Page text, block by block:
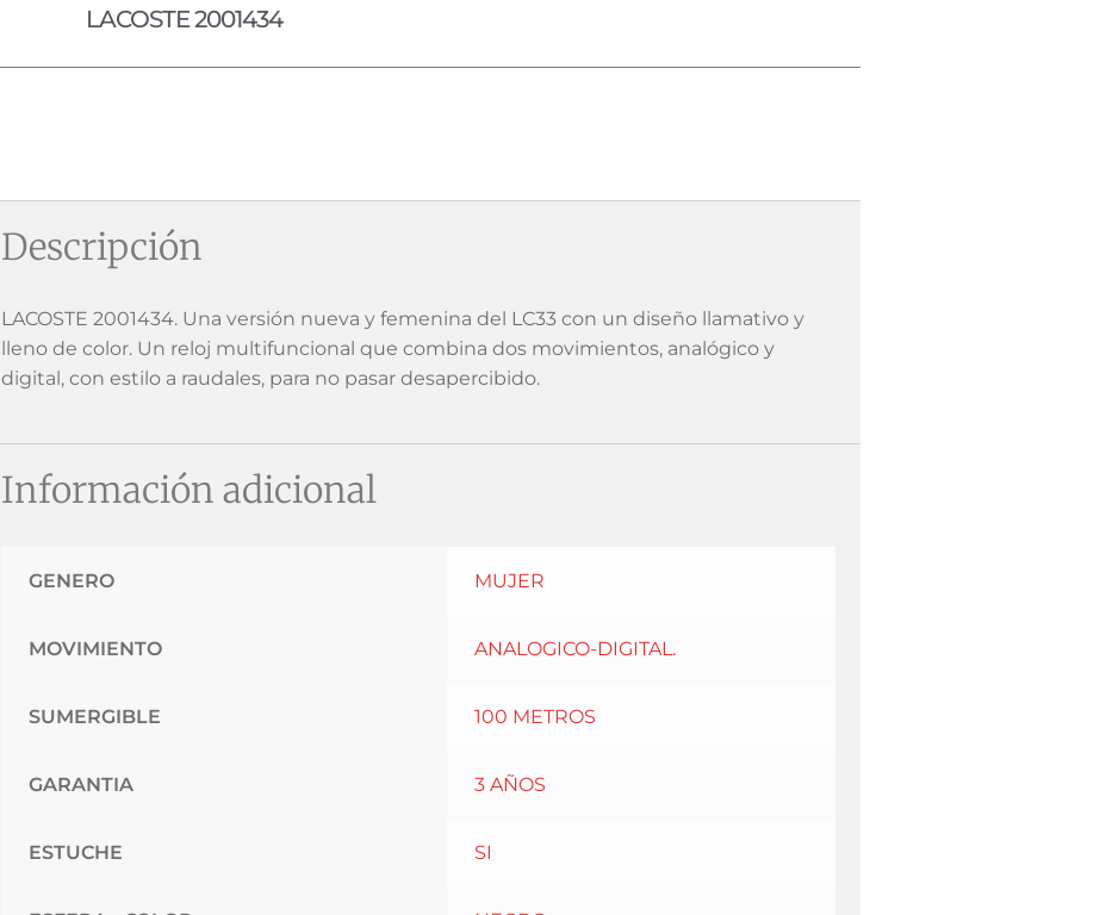
LACOSTE 2001434
Descripción
LACOSTE 2001434. Una versión nueva y femenina del LC33 con un diseño llamativo y
lleno de color. Un reloj multifuncional que combina dos movimientos, analógico y
digital, con estilo a raudales, para no pasar desapercibido.
Información adicional
GENERO MUJER
MOVIMIENTO ANALOGICO-DIGITAL.
SUMERGIBLE 100 METROS
GARANTIA 3 AÑOS
ESTUCHE SI